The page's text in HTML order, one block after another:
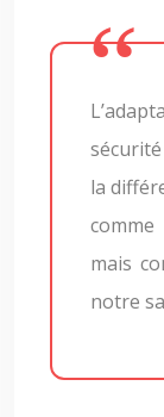
la
mais
notre